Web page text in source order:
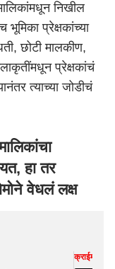
मालिकांमधून निखील
प्रेक्षकांच्या
छोटी मालकीण,
प्रेक्षकांचं
त्याच्या जोडीचं
हा तर
वेधलं लक्ष
क्राईम